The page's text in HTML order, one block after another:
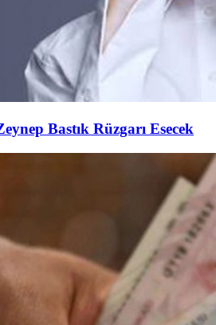
Bastık Rüzgarı Esecek